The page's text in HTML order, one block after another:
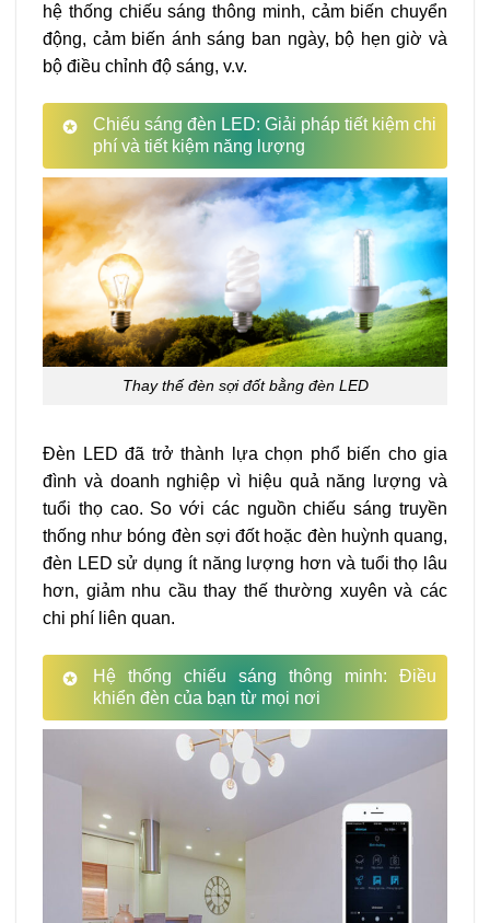
hệ thống chiếu sáng thông minh, cảm biến chuyển
động, cảm biến ánh sáng ban ngày, bộ hẹn giờ và
bộ điều chỉnh độ sáng, v.v.
Chiếu sáng đèn LED: Giải pháp tiết kiệm chi
phí và tiết kiệm năng lượng
Thay thế đèn sợi đốt bằng đèn LED
Đèn LED đã trở thành lựa chọn phổ biến cho gia
đình và doanh nghiệp vì hiệu quả năng lượng và
tuổi thọ cao. So với các nguồn chiếu sáng truyền
thống như bóng đèn sợi đốt hoặc đèn huỳnh quang,
đèn LED sử dụng ít năng lượng hơn và tuổi thọ lâu
hơn, giảm nhu cầu thay thế thường xuyên và các
chi phí liên quan.
Hệ thống chiếu sáng thông minh: Điều
khiển đèn của bạn từ mọi nơi